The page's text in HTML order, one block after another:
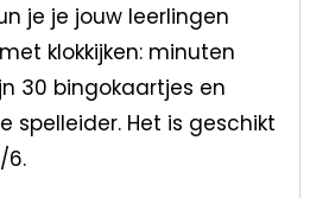
je je jouw leerlingen
klokkijken: minuten
30 bingokaartjes en
spelleider. Het is geschikt
6.